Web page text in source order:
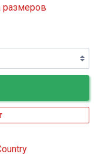
размеров